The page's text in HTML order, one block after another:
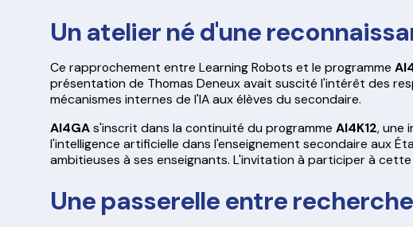
Un atelier né d'une
Ce rapprochement entre Learning Robots et le programme
présentation de Thomas Deneux avait suscité l'intérêt des
mécanismes internes de l'IA aux élèves du secondaire.
AI4GAs'inscrit dans la continuité du programmeAI4K12, une
l'intelligence artificielle dans l'enseignement secondaire aux
ambitieuses à ses enseignants. L'invitation à participer à
Une passerelle entre